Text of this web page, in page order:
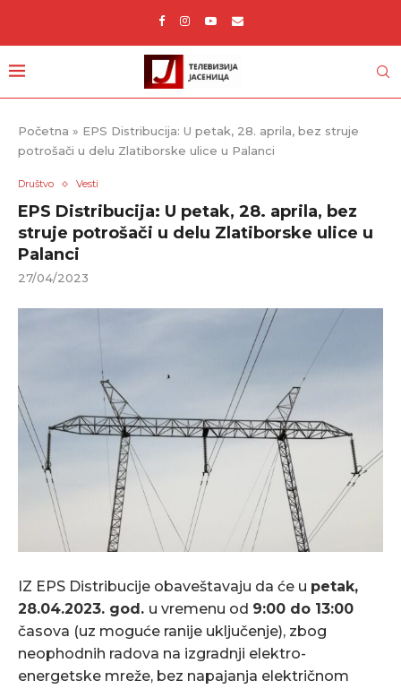
Početna » EPS Distribucija: U petak, 28. aprila, bez struje
potrošači u delu Zlatiborske ulice u Palanci
Društvo Vesti
EPS Distribucija: U petak, 28. aprila, bez
struje potrošači u delu Zlatiborske ulice u
Palanci
27/04/2023
IZ EPS Distribucije obaveštavaju da će u petak,
28.04.2023. god. u vremenu od 9:00 do 13:00
časova (uz moguće ranije uključenje), zbog
neophodnih radova na izgradnji elektro-
energetske mreže, bez napajanja električnom